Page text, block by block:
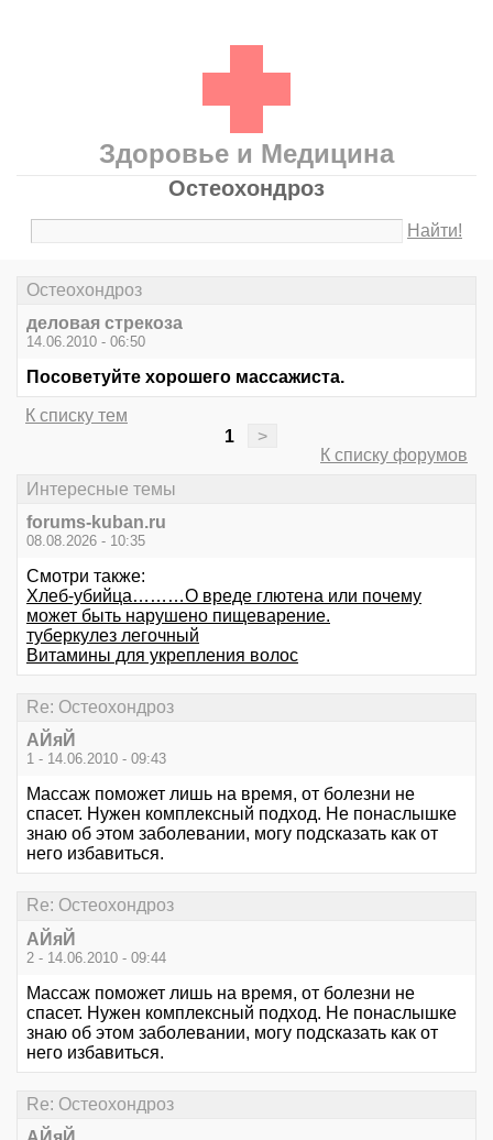
Здоровье и Медицина
Остеохондроз
Найти!
Остеохондроз
деловая стрекоза
14.06.2010 - 06:50
Посоветуйте хорошего массажиста.
К списку тем
1
>
К списку форумов
Интересные темы
forums-kuban.ru
08.08.2026 - 10:35
Смотри также:
Хлеб-убийца………О вреде глютена или почему
может быть нарушено пищеварение.
туберкулез легочный
Витамины для укрепления волос
Re: Остеохондроз
АЙяЙ
1 - 14.06.2010 - 09:43
Массаж поможет лишь на время, от болезни не
спасет. Нужен комплексный подход. Не понаслышке
знаю об этом заболевании, могу подсказать как от
него избавиться.
Re: Остеохондроз
АЙяЙ
2 - 14.06.2010 - 09:44
Массаж поможет лишь на время, от болезни не
спасет. Нужен комплексный подход. Не понаслышке
знаю об этом заболевании, могу подсказать как от
него избавиться.
Re: Остеохондроз